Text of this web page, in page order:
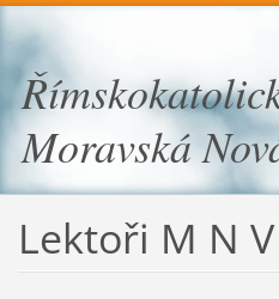
Moravská
Lektoři M N V